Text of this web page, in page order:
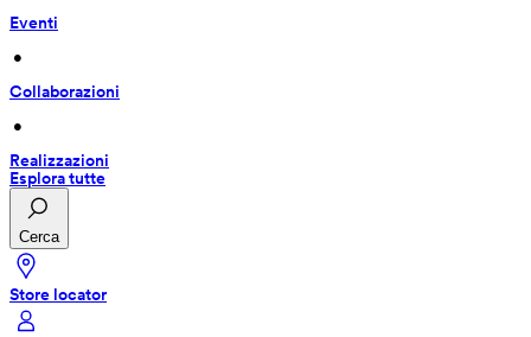
Eventi
•
Collaborazioni
•
Realizzazioni
Esplora tutte
Cerca
Store locator